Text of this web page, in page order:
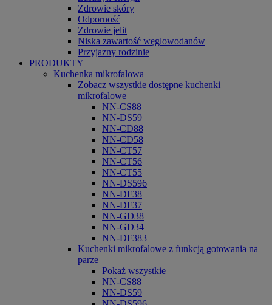
Zdrowie skóry
Odporność
Zdrowie jelit
Niska zawartość węglowodanów
Przyjazny rodzinie
PRODUKTY
Kuchenka mikrofalowa
Zobacz wszystkie dostępne kuchenki
mikrofalowe
NN-CS88
NN-DS59
NN-CD88
NN-CD58
NN-CT57
NN-CT56
NN-CT55
NN-DS596
NN-DF38
NN-DF37
NN-GD38
NN-GD34
NN-DF383
Kuchenki mikrofalowe z funkcją gotowania na
parze
Pokaż wszystkie
NN-CS88
NN-DS59